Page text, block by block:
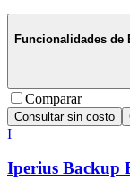
Funcionalidades de
Comparar
Consultar sin costo
I
Iperius Backup